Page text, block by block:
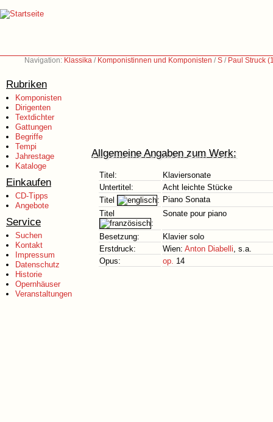
Navigation: Klassika / Komponistinnen und Komponisten /S / Paul Struck
Rubriken
Komponisten
Dirigenten
Textdichter
Gattungen
Begriffe
Tempi
Jahrestage
Kataloge
Einkaufen
CD-Tipps
Angebote
Service
Suchen
Kontakt
Impressum
Datenschutz
Historie
Opernhäuser
Veranstaltungen
Allgemeine Angaben zum Werk:
Titel:
Klaviersonate
Untertitel:
Acht leichte Stücke
Titel
: Piano Sonata
Titel
:
Sonate pour piano
Besetzung:
Klavier solo
Erstdruck:
Wien: Anton Diabelli, s.a.
Opus:
op. 14